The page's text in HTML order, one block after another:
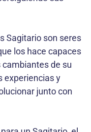
Sagitario son seres
los hace capaces
de su
experiencias y
junto con